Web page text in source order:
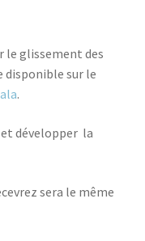
le glissement des
sur le
.
développer la
sera le même